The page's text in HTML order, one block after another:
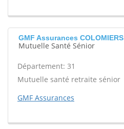
GMF Assurances COLOMIERS
Mutuelle Santé Sénior
Département: 31
Mutuelle santé retraite sénior
GMF Assurances